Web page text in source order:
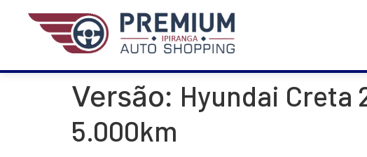
Versão: Hyundai Creta
5.000km